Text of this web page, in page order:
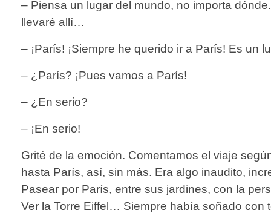
– Piensa un lugar del mundo, no importa
llevaré allí…
– ¡París! ¡Siempre he querido ir a París! Es
– ¿París? ¡Pues vamos a París!
– ¿En serio?
– ¡En serio!
Grité de la emoción. Comentamos el viaje
hasta París, así, sin más. Era algo inaudito,
Pasear por París, entre sus jardines, con la
Ver la Torre Eiffel… Siempre había soñado con